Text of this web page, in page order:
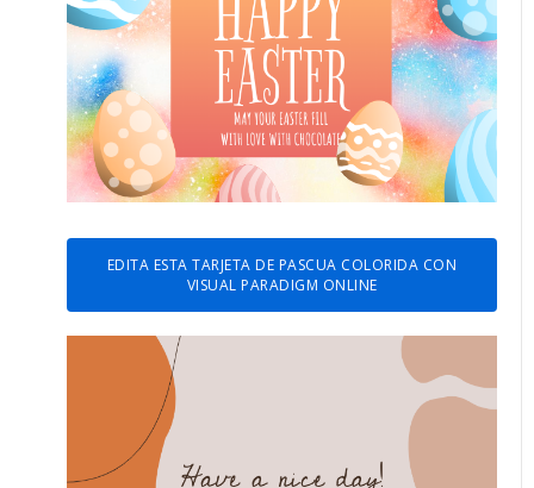
EDITA ESTA TARJETA DE PASCUA COLORIDA CON
VISUAL PARADIGM ONLINE